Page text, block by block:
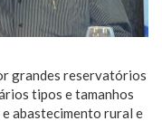
grandes reservatórios
tipos e tamanhos
abastecimento rural e